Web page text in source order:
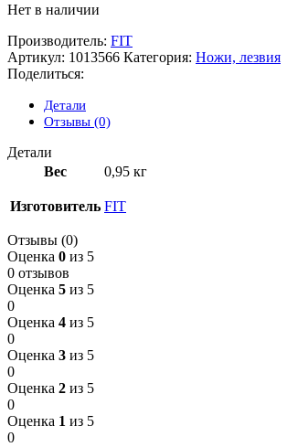
Нет в наличии
Производитель: FIT
Артикул: 1013566 Категория: Ножи, лезвия
Поделиться:
Детали
Отзывы (0)
Детали
Вес
0,95 кг
Изготовитель FIT
Отзывы (0)
Оценка 0 из 5
0 отзывов
Оценка 5 из 5
0
Оценка 4 из 5
0
Оценка 3 из 5
0
Оценка 2 из 5
0
Оценка 1 из 5
0